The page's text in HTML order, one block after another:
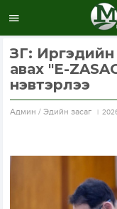
ЗГ: Иргэдийн
авах "E-
нэвтэрлээ
Aдмин / Эдийн засаг